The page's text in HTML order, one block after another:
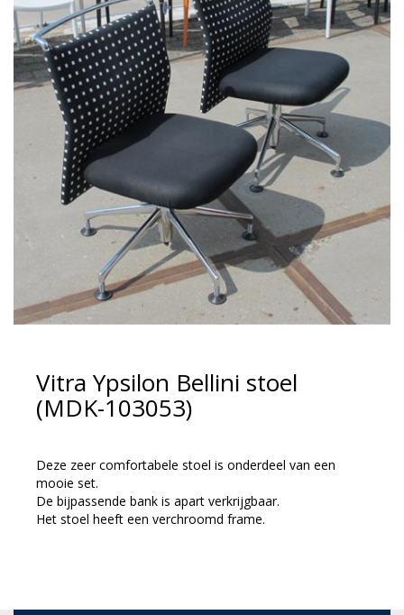
Vitra Ypsilon Bellini stoel
(MDK-103053)
Deze zeer comfortabele stoel is onderdeel van een
mooie set.
De bijpassende bank is apart verkrijgbaar.
Het stoel heeft een verchroomd frame.